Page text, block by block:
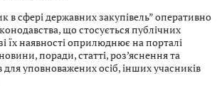
в сфері державних закупівель” оперативно
що стосується публічних
їх наявності оприлюднює на порталі
поради, статті, роз’яснення та
для уповноважених осіб, інших учасників